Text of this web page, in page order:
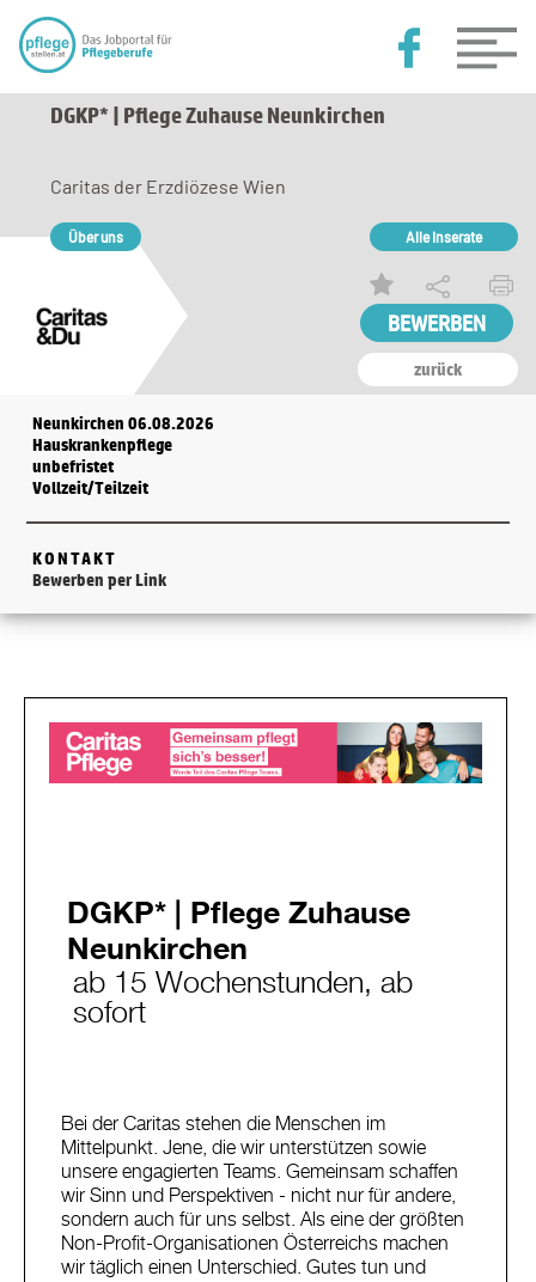
DGKP* | Pflege Zuhause Neunkirchen
zurück
Caritas der Erzdiözese Wien
Über uns Alle Inserate
Neunkirchen 06.08.2026
Hauskrankenpflege
unbefristet
Vollzeit/Teilzeit
KONTAKT
Bewerben per Link
DGKP* | Pflege Zuhause
Neunkirchen
ab 15 Wochenstunden, ab
sofort
Bei der Caritas stehen die Menschen im
Mittelpunkt. Jene, die wir unterstützen sowie
unsere engagierten Teams. Gemeinsam schaffen
wir Sinn und Perspektiven - nicht nur für andere,
sondern auch für uns selbst. Als eine der größten
Non-Profit-Organisationen Österreichs machen
wir täglich einen Unterschied. Gutes tun und